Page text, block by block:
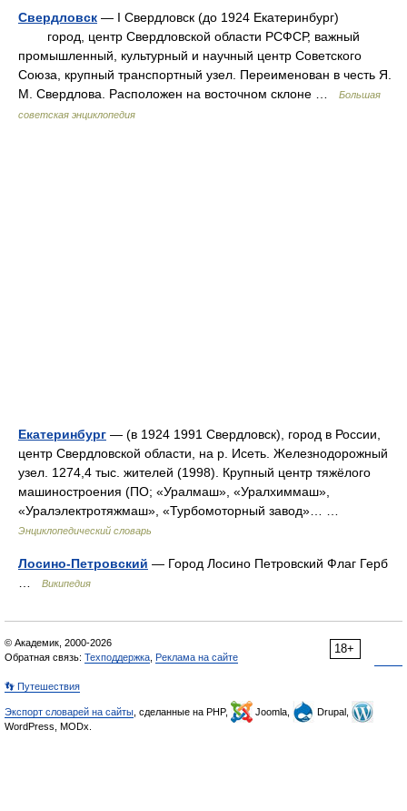
Свердловск — I Свердловск (до 1924 Екатеринбург)
город, центр Свердловской области РСФСР, важный
промышленный, культурный и научный центр Советского
Союза, крупный транспортный узел. Переименован в честь Я.
М. Свердлова. Расположен на восточном склоне …
Большая
советская энциклопедия
Екатеринбург — (в 1924 1991 Свердловск), город в России,
центр Свердловской области, на р. Исеть. Железнодорожный
узел. 1274,4 тыс. жителей (1998). Крупный центр тяжёлого
машиностроения (ПО; «Уралмаш», «Уралхиммаш»,
«Уралэлектротяжмаш», «Турбомоторный завод»… …
Энциклопедический словарь
Лосино-Петровский — Город Лосино Петровский Флаг Герб
Википедия
18+
© Академик, 2000-2026
Обратная связь: Техподдержка Реклама на сайте
👣 Путешествия
Экспорт словарей на сайты , сделанные на PHP, Joomla,
Drupal,
WordPress, MODx.